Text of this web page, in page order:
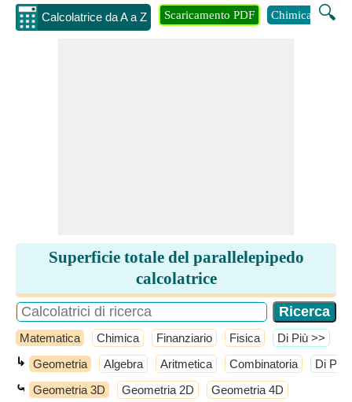
Calcolatrice da A a Z 🔍
Scaricamento PDF Chimica
Superficie totale del parallelepipedo
calcolatrice
Matematica Chimica Finanziario Fisica ​Di Più >>
↳ Geometria Algebra Aritmetica Combinatoria ​Di Più
⤿ Geometria 3D Geometria 2D Geometria 4D